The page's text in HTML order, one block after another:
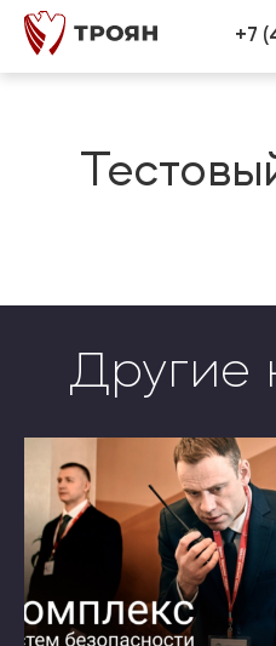
Verification:
+7
Другие